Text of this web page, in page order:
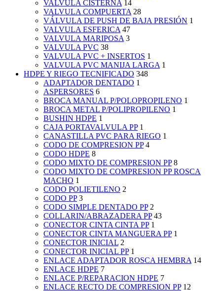
VALVULA CISTERNA 14
VALVULA COMPUERTA 28
VÁLVULA DE PUSH DE BAJA PRESIÓN 1
VALVULA ESFERICA 47
VALVULA MARIPOSA 3
VALVULA PVC 38
VALVULA PVC + INSERTOS 1
VALVULA PVC MANIJA LARGA 1
HDPE Y RIEGO TECNIFICADO 348
ADAPTADOR DENTADO 1
ASPERSORES 6
BROCA MANUAL P/POLOPROPILENO 1
BROCA METAL P/POLIPROPILENO 1
BUSHIN HDPE 1
CAJA PORTAVALVULA PP 1
CANASTILLA PVC PARA RIEGO 1
CODO DE COMPRESION PP 4
CODO HDPE 8
CODO MIXTO DE COMPRESION PP 8
CODO MIXTO DE COMPRESION PP ROSCA
MACHO 1
CODO POLIETILENO 2
CODO PP 3
CODO SIMPLE DENTADO PP 2
COLLARIN/ABRAZADERA PP 43
CONECTOR CINTA CINTA PP 1
CONECTOR CINTA MANGUERA PP 1
CONECTOR INICIAL 2
CONECTOR INICIAL PP 1
ENLACE ADAPTADOR ROSCA HEMBRA 14
ENLACE HDPE 7
ENLACE P/REPARACION HDPE 7
ENLACE RECTO DE COMPRESION PP 12